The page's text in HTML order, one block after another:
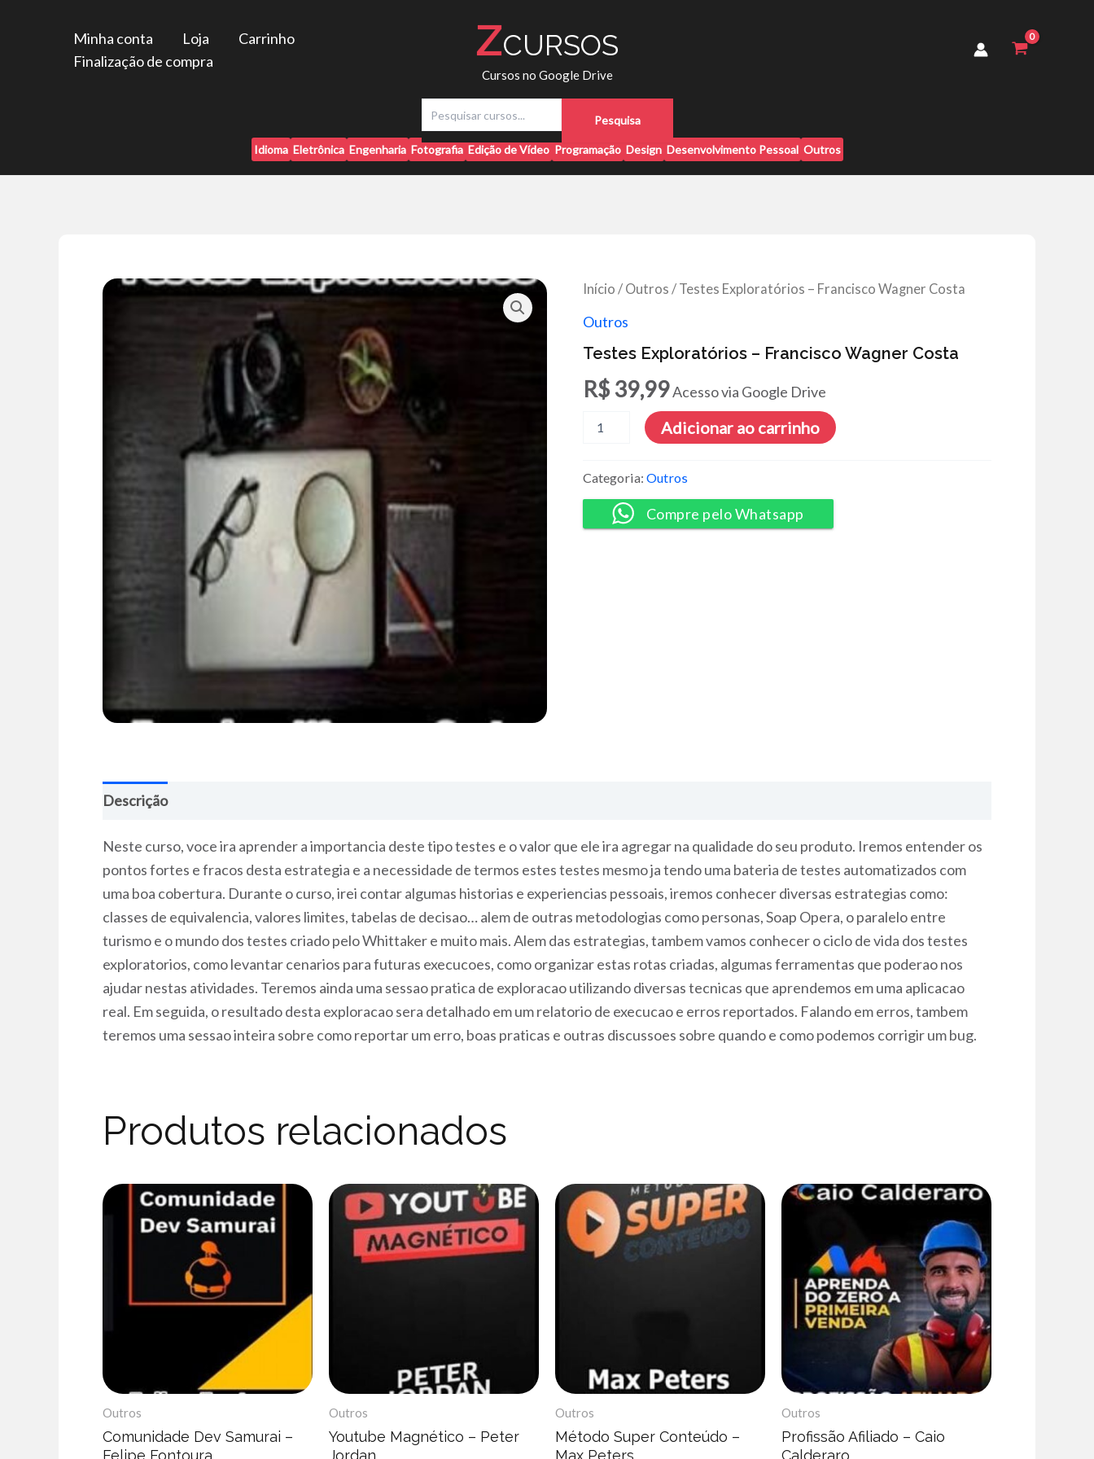
Minha conta Loja
Carrinho
Finalização de compra
ZCURSOS
Cursos no Google Drive
q
Pesquisa
Idioma Eletrônica Engenharia Fotografia Edição de Vídeo Programação Design Desenvolvimento Pessoal Outros
Início / Outros / Testes Exploratórios – Francisco Wagner Costa
Outros
Testes Exploratórios – Francisco Wagner Costa
R$39,99Acesso via Google Drive
Exploratórios
Wagner
Costa
quantidade
Adicionar ao carrinho
Categoria: Outros
Compre pelo Whatsapp
Descrição
Neste curso, voce ira aprender a importancia deste tipo testes e o valor que ele ira agregar na qualidade do seu produto. Iremos entender os
pontos fortes e fracos desta estrategia e a necessidade de termos estes testes mesmo ja tendo uma bateria de testes automatizados com
uma boa cobertura. Durante o curso, irei contar algumas historias e experiencias pessoais, iremos conhecer diversas estrategias como:
classes de equivalencia, valores limites, tabelas de decisao… alem de outras metodologias como personas, Soap Opera, o paralelo entre
turismo e o mundo dos testes criado pelo Whittaker e muito mais. Alem das estrategias, tambem vamos conhecer o ciclo de vida dos testes
exploratorios, como levantar cenarios para futuras execucoes, como organizar estas rotas criadas, algumas ferramentas que poderao nos
ajudar nestas atividades. Teremos ainda uma sessao pratica de exploracao utilizando diversas tecnicas que aprendemos em uma aplicacao
real. Em seguida, o resultado desta exploracao sera detalhado em um relatorio de execucao e erros reportados. Falando em erros, tambem
teremos uma sessao inteira sobre como reportar um erro, boas praticas e outras discussoes sobre quando e como podemos corrigir um bug.
Produtos relacionados
Outros
Comunidade Dev Samurai –
Felipe Fontoura
Outros
Youtube Magnético – Peter
Jordan
Outros
Método Super Conteúdo –
Max Peters
Outros
Profissão Afiliado – Caio
Calderaro